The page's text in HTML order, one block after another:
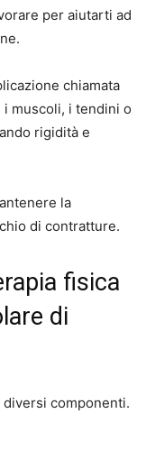
per aiutarti ad
chiamata
muscoli, i tendini o
rigidità e
la
di contratture.
fisica
di
diversi componenti.